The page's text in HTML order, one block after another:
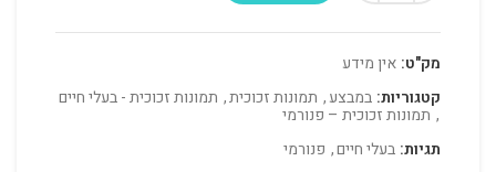
מק"ט: אין מידע
קטגוריות: במבצע, תמונות זכוכית, תמונות זכוכית - בעלי חיים
, תמונות זכוכית – פנורמי
תגיות: בעלי חיים, פנורמי